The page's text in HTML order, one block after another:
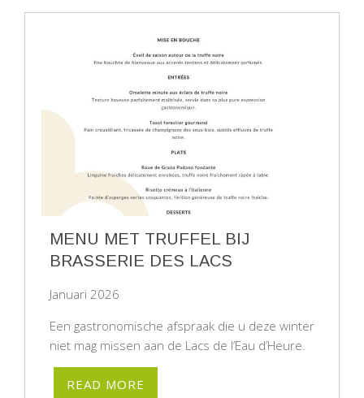
MENU MET TRUFFEL BIJ
BRASSERIE DES LACS
Januari 2026
Een gastronomische afspraak die u deze winter
niet mag missen aan de Lacs de l’Eau d’Heure.
READ MORE